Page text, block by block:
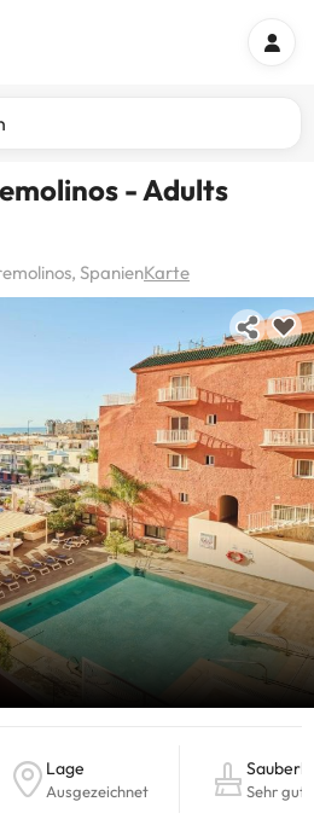
- Adults
SpanienKarte
Lage
Ausgezeichnet Sehr gut